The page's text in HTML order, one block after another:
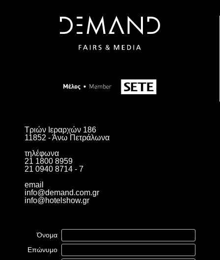
Τριών Ιεραρχών 186
11852 - Άνω Πετράλωνα
τηλέφωνα
21 1800 8959
21 0940 8714 - 7
email
info@demand.com.gr
info@hotelshow.gr
Όνομα
Επώνυμο